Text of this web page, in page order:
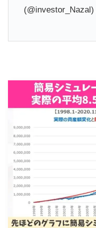
(@investor_Nazal)